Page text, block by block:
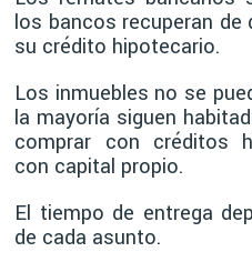
los bancos recuperan de
su crédito hipotecario.
Los inmuebles no se
la mayoría siguen
comprar con créditos
con capital propio.
El tiempo de entrega
de cada asunto.